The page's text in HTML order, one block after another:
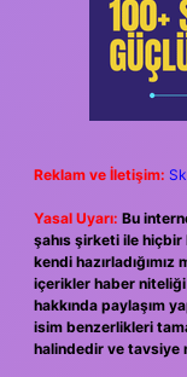
Reklam ve İletişim:
Yasal Uyarı: Bu
şahıs şirketi ile hiçbir
kendi
içerikler haber
hakkında paylaşım
isim benzerlikleri
halindedir ve tavsiye